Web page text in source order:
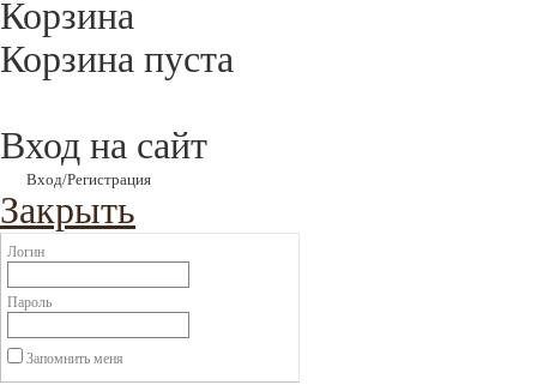
Корзина
Корзина пуста
Вход на сайт
Вход/Регистрация
Закрыть
Логин
Пароль
Запомнить меня